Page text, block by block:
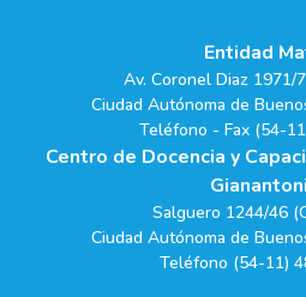
Entidad
Av. Coronel Diaz 1971/
Ciudad Autónoma de
Teléfono - Fax (54-
Centro de Docencia y
Salguero 1244/46
Ciudad Autónoma de
Teléfono (54-11)